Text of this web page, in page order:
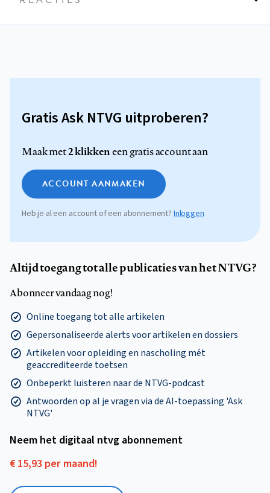
Gratis Ask NTVG uitproberen?
Maak met2 klikkeneen gratis account aan
ACCOUNT AANMAKEN
Heb je al een account of een abonnement?Inloggen
Altijd toegang tot alle publicaties van het NTVG?
Abonneer vandaag nog!
Online toegang tot alle artikelen
Gepersonaliseerde alerts voor artikelen en dossiers
Artikelen voor opleiding en nascholing mét
geaccrediteerde toetsen
Onbeperkt luisteren naar de NTVG-podcast
Antwoorden op al je vragen via de AI-toepassing 'Ask
NTVG'
Neem het digitaal ntvg abonnement
€ 15,93 per maand!